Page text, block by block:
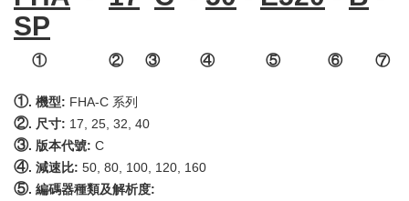
SP
① ② ③ ④ ⑤ ⑥ ⑦
①. 機型: FHA-C 系列
②. 尺寸: 17, 25, 32, 40
③. 版本代號: C
④. 減速比: 50, 80, 100, 120, 160
⑤. 編碼器種類及解析度: